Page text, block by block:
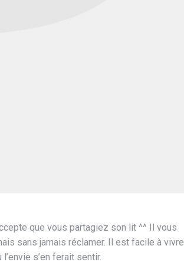
que vous partagiez son lit ^^ Il vous
sans jamais réclamer. Il est facile à vivre.
s’en ferait sentir.